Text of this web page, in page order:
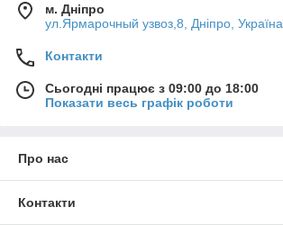
м. Дніпро
ул.Ярмарочный узвоз,8, Дніпро, Україна
Контакти
Сьогодні працює з 09:00 до 18:00
Показати весь графік роботи
Про нас
Контакти